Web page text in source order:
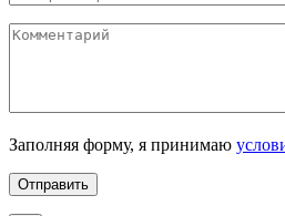
Заполняя форму, я принимаю